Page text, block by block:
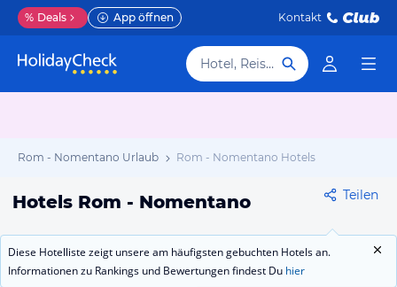
% Deals App öffnen Kontakt
Hotel, Reiseziel
Rom - Nomentano Urlaub Rom - Nomentano Hotels
Hotels Rom - Nomentano Teilen
Diese Hotelliste zeigt unsere am häufigsten gebuchten Hotels an.
Informationen zu Rankings und Bewertungen findest Du hier